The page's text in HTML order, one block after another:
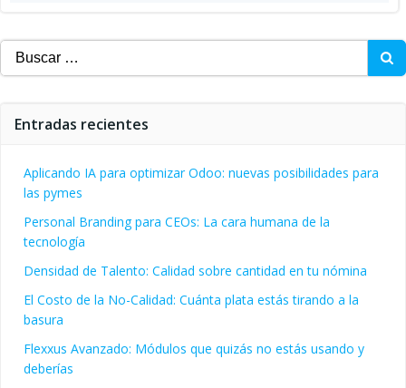
Buscar:
Entradas recientes
Aplicando IA para optimizar Odoo: nuevas posibilidades para
las pymes
Personal Branding para CEOs: La cara humana de la
tecnología
Densidad de Talento: Calidad sobre cantidad en tu nómina
El Costo de la No-Calidad: Cuánta plata estás tirando a la
basura
Flexxus Avanzado: Módulos que quizás no estás usando y
deberías